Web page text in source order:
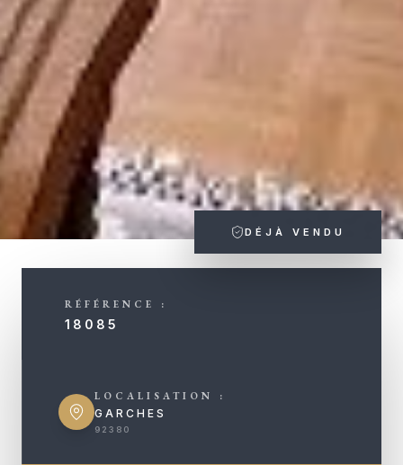
DÉJÀ VENDU
RÉFÉRENCE :
18085
LOCALISATION :
GARCHES
92380